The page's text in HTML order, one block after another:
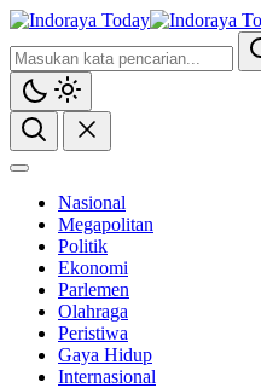
Nasional
Megapolitan
Politik
Ekonomi
Parlemen
Olahraga
Peristiwa
Gaya Hidup
Internasional